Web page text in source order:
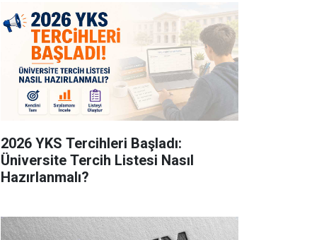
2026 YKS Tercihleri Başladı:
Üniversite Tercih Listesi Nasıl
Hazırlanmalı?